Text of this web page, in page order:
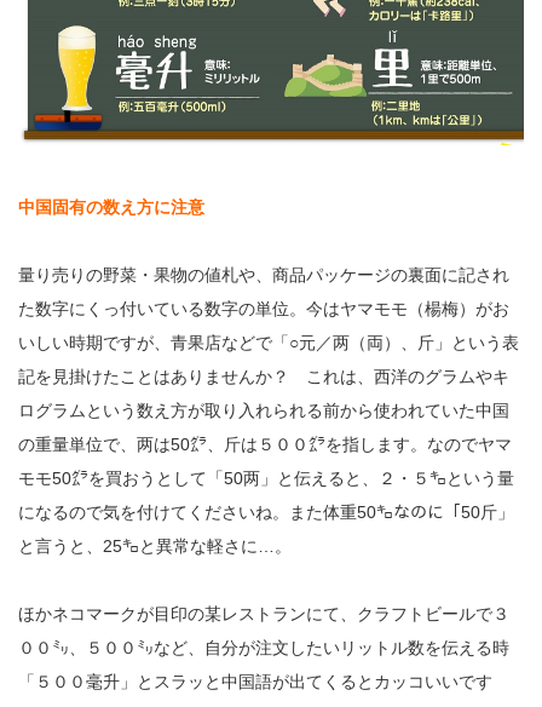
中国固有の数え方に注意
量り売りの野菜・果物の値札や、商品パッケージの裏面に記され
た数字にくっ付いている数字の単位。今はヤマモモ（楊梅）がお
いしい時期ですが、青果店などで「○元／两（両）、斤」という表
記を見掛けたことはありませんか？ これは、西洋のグラムやキ
ログラムという数え方が取り入れられる前から使われていた中国
の重量単位で、两は50㌘、斤は５００㌘を指します。なのでヤマ
モモ50㌘を買おうとして「50两」と伝えると、２・５㌔という量
になるので気を付けてくださいね。また体重50㌔なのに「50斤」
と言うと、25㌔と異常な軽さに…。
ほかネコマークが目印の某レストランにて、クラフトビールで３
００㍉、５００㍉など、自分が注文したいリットル数を伝える時
「５００毫升」とスラッと中国語が出てくるとカッコいいです